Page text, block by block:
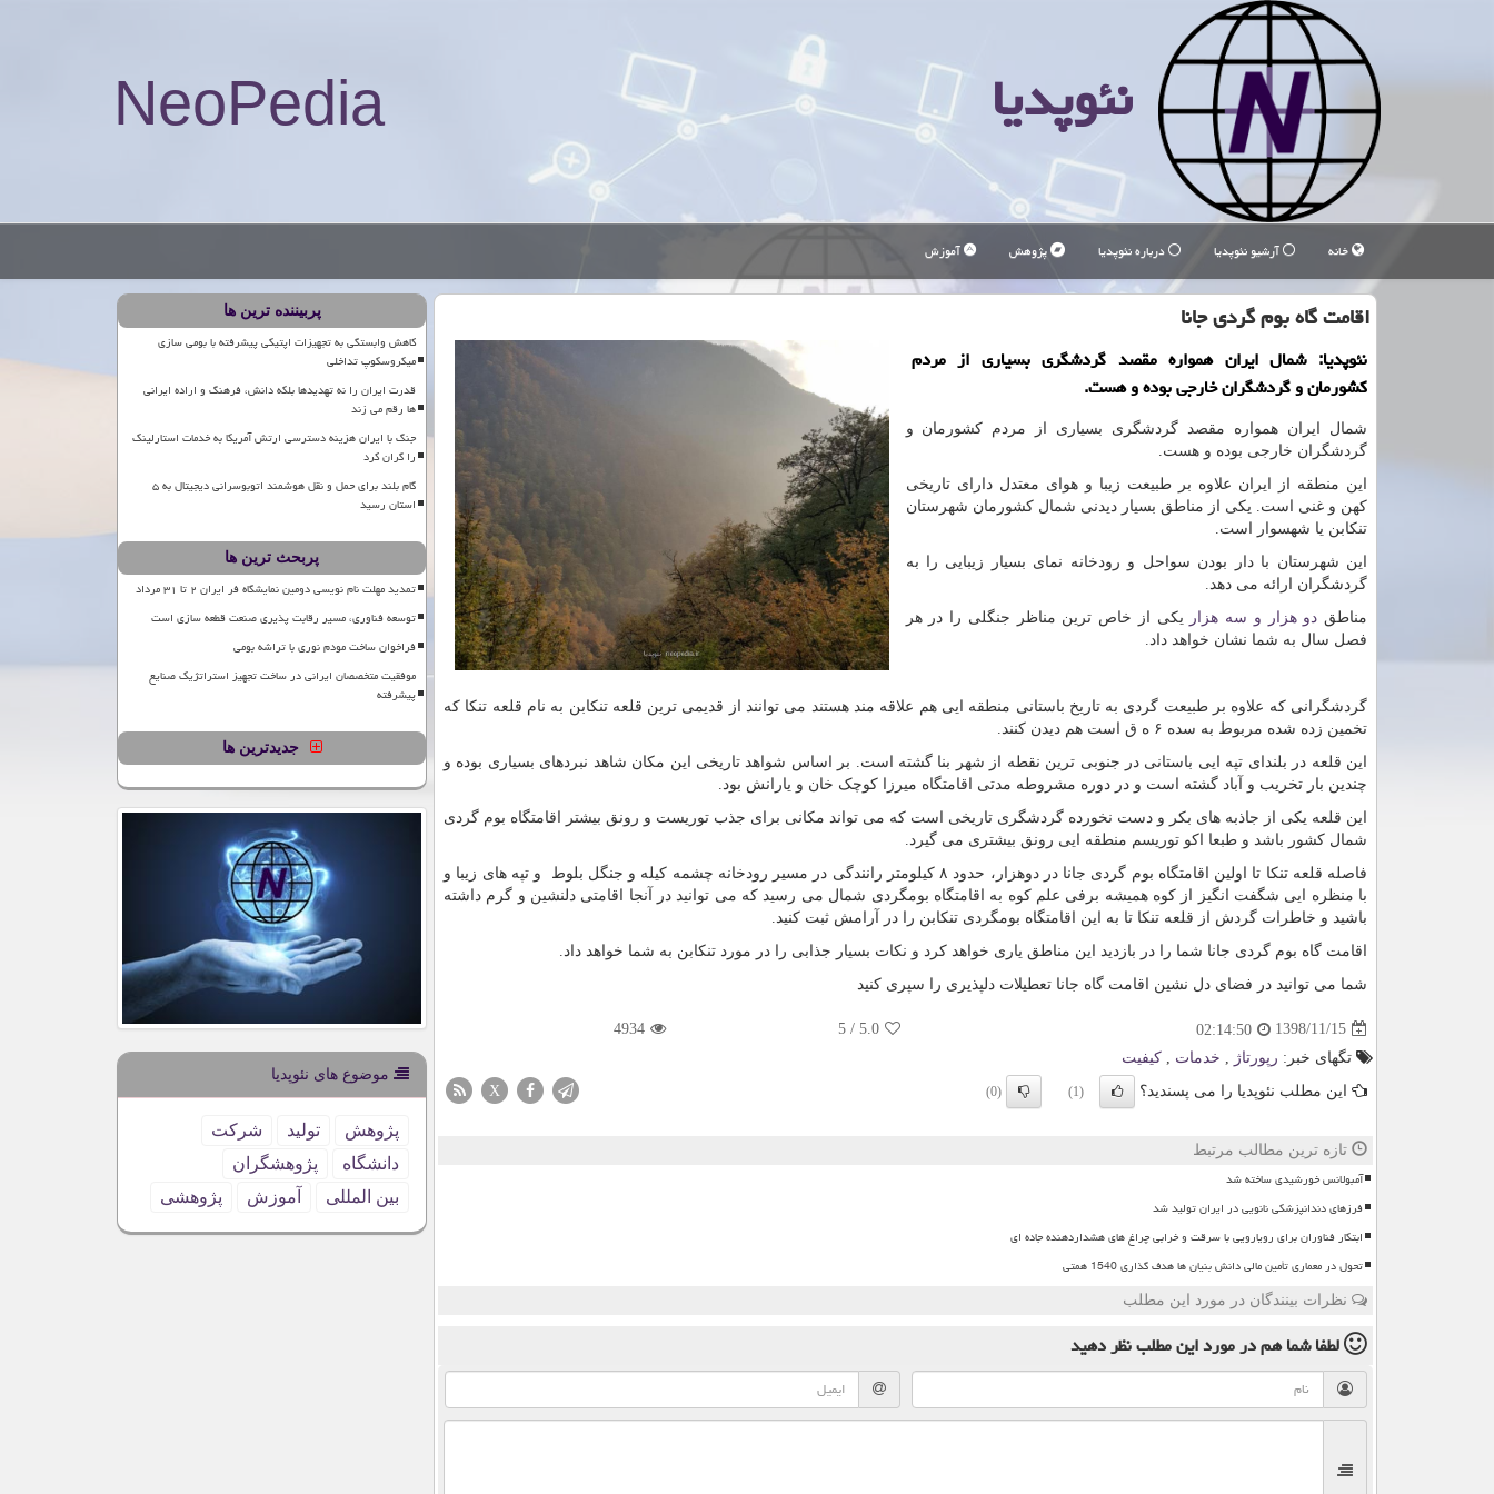
نئوپدیا NeoPedia
خانه آرشیو نئوپدیا درباره نئوپدیا پژوهش آموزش
اقامت گاه بوم گردی جانا
نئوپدیا: شمال ایران همواره مقصد گردشگری بسیاری از مردم
كشورمان و گردشگران خارجی بوده و هست.
شمال ایران همواره مقصد گردشگری بسیاری از مردم کشورمان و
گردشگران خارجی بوده و هست.
این منطقه از ایران علاوه بر طبیعت زیبا و هوای معتدل دارای تاریخی
کهن و غنی است. یکی از مناطق بسیار دیدنی شمال کشورمان شهرستان
تنکابن یا شهسوار است.
این شهرستان با دار بودن سواحل و رودخانه نمای بسیار زیبایی را به
گردشگران ارائه می دهد.
مناطق دو هزار و سه هزار
یکی از خاص ترین مناظر جنگلی را در هر
فصل سال به شما نشان خواهد داد.
گردشگرانی که علاوه بر طبیعت گردی به تاریخ باستانی منطقه ایی هم علاقه مند هستند می توانند از قدیمی ترین قلعه تنکابن به نام قلعه تنکا که
تخمین زده شده مربوط به سده ۶ ه ق است هم دیدن کنند.
این قلعه در بلندای تپه ایی باستانی در جنوبی ترین نقطه از شهر بنا گشته است. بر اساس شواهد تاریخی این مکان شاهد نبردهای بسیاری بوده و
چندین بار تخریب و آباد گشته است و در دوره مشروطه مدتی اقامتگاه میرزا کوچک خان و یارانش بود.
این قلعه یکی از جاذبه های بکر و دست نخورده گردشگری تاریخی است که می تواند مکانی برای جذب توریست و رونق بیشتر اقامتگاه بوم گردی
شمال کشور باشد و طبعا اکو توریسم منطقه ایی رونق بیشتری می گیرد.
فاصله قلعه تنکا تا اولین اقامتگاه بوم گردی جانا در دوهزار، حدود ۸ کیلومتر رانندگی در مسیر رودخانه چشمه کیله و جنگل بلوط و تپه های زیبا و
با منظره ایی شگفت انگیز از کوه همیشه برفی علم کوه به اقامتگاه بومگردی شمال می رسید که می توانید در آنجا اقامتی دلنشین و گرم داشته
باشید و خاطرات گردش از قلعه تنکا تا به این اقامتگاه بومگردی تنکابن را در آرامش ثبت کنید.
اقامت گاه بوم گردی جانا شما را در بازدید این مناطق یاری خواهد کرد و نکات بسیار جذابی را در مورد تنکابن به شما خواهد داد.
شما می توانید در فضای دل نشین اقامت گاه جانا تعطیلات دلپذیری را سپری کنید
1398/11/15
02:14:50
5.0
/
5
4934
تگهای خبر: رپورتاژ خدمات
كیفیت
این مطلب نئوپدیا را می پسندید؟
(1)
(0)
X
تازه ترین مطالب مرتبط
آمبولانس خورشیدی ساخته شد
فرزهای دندانپزشکی نانویی در ایران تولید شد
ابتکار فناوران برای رویارویی با سرقت و خرابی چراغ های هشداردهنده جاده ای
تحول در معماری تأمین مالی دانش بنیان ها هدف گذاری 1540 همتی
نظرات بینندگان در مورد این مطلب
لطفا شما همدر مورد این مطلبنظر دهید
پربیننده ترین ها
کاهش وابستگی به تجهیزات اپتیکی پیشرفته با بومی سازی
میکروسکوپ تداخلی
قدرت ایران را نه تهدیدها بلکه دانش، فرهنگ و اراده ایرانی
ها رقم می زند
جنگ با ایران هزینه دسترسی ارتش آمریکا به خدمات استارلینک
را گران کرد
گام بلند برای حمل و نقل هوشمند اتوبوسرانی دیجیتال به ۵
استان رسید
پربحث ترین ها
تمدید مهلت نام نویسی دومین نمایشگاه فر ایران ۲ تا ۳۱ مرداد
توسعه فناوری، مسیر رقابت پذیری صنعت قطعه سازی است
فراخوان ساخت مودم نوری با تراشه بومی
موفقیت متخصصان ایرانی در ساخت تجهیز استراتژیک صنایع
پیشرفته
جدیدترین ها
موضوع های نئوپدیا
پژوهش تولید
شركت
دانشگاه
پژوهشگران
بین المللی
آموزش پژوهشی